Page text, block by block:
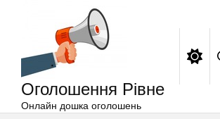
Оголошення Рівне
Онлайн дошка оголошень